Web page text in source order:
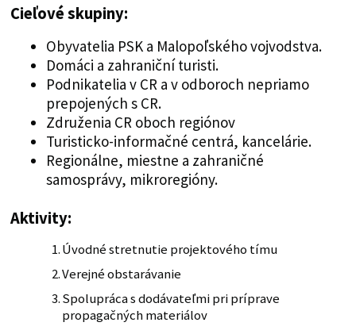
Cieľové skupiny:
Obyvatelia PSK a Malopoľského vojvodstva.
Domáci a zahraniční turisti.
Podnikatelia v CR a v odboroch nepriamo
prepojených s CR.
Združenia CR oboch regiónov
Turisticko-informačné centrá, kancelárie.
Regionálne, miestne a zahraničné
samosprávy, mikroregióny.
Aktivity:
Úvodné stretnutie projektového tímu
Verejné obstarávanie
Spolupráca s dodávateľmi pri príprave
propagačných materiálov